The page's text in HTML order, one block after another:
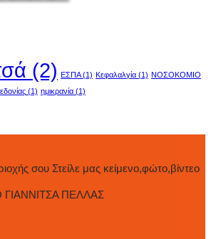
(2) ΕΣΠΑ(1) Κεφαλαλγία (1) ΝΟΣΟΚΟΜΙΟ
(1) ημικρανία (1)
σου Στείλε μας κείμενο,φώτο,βίντεο
ΠΕΛΛΑΣ